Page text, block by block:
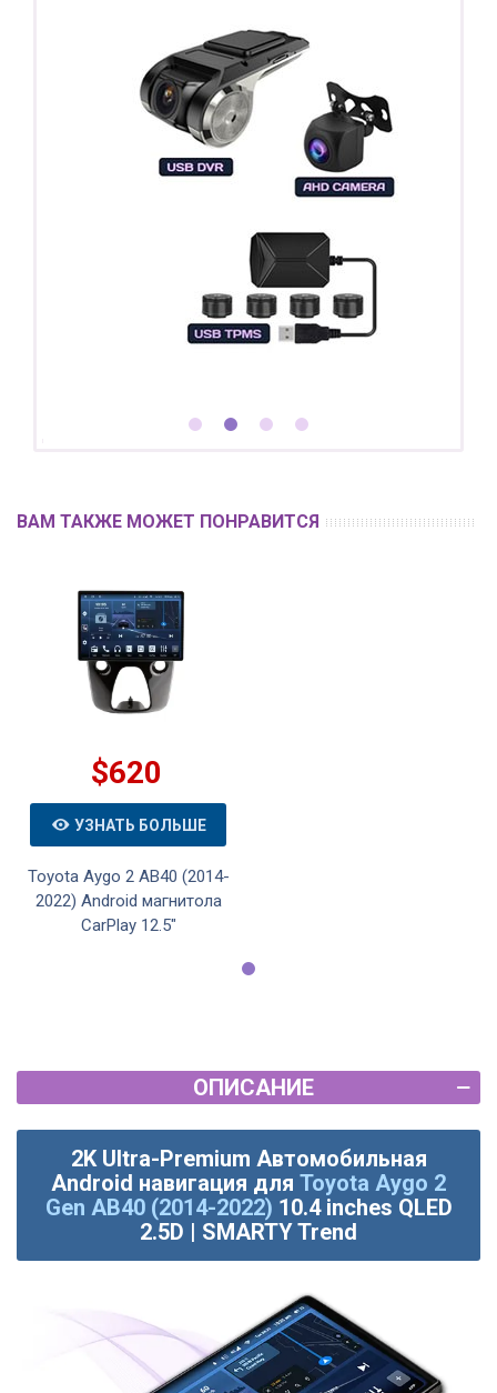
ВАМ ТАКЖЕ МОЖЕТ ПОНРАВИТСЯ
$620
УЗНАТЬ БОЛЬШЕ
Toyota Aygo 2 AB40 (2014-
2022) Android магнитола
CarPlay 12.5"
ОПИСАНИЕ
2K Ultra-Premium Автомобильная
Android навигация для Toyota Aygo 2
Gen AB40 (2014-2022) 10.4 inches QLED
2.5D | SMARTY Trend